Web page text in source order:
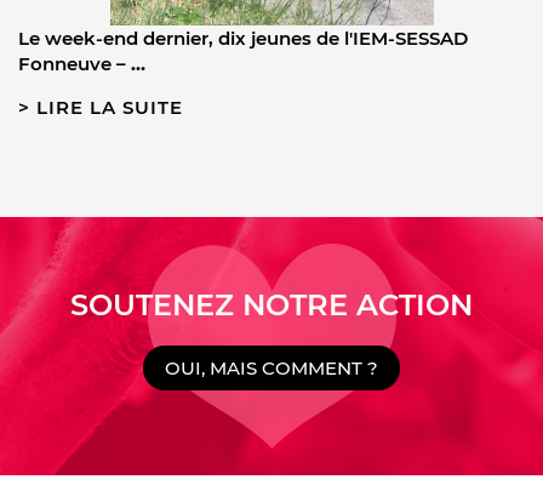
Le week-end dernier, dix jeunes de l'IEM-SESSAD
Fonneuve – …
LIRE LA SUITE
SOUTENEZ NOTRE ACTION
OUI, MAIS COMMENT ?